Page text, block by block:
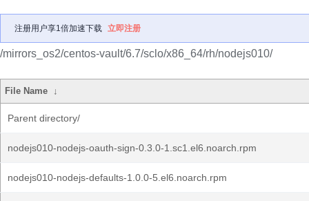
注册用户享1倍加速下载 立即注册
/mirrors_os2/centos-vault/6.7/sclo/x86_64/rh/nodejs010/
File Name ↓
Parent directory/
nodejs010-nodejs-oauth-sign-0.3.0-1.sc1.el6.noarch.rpm
nodejs010-nodejs-defaults-1.0.0-5.el6.noarch.rpm